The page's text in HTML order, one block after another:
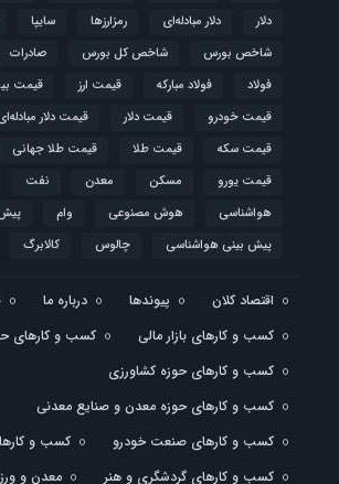
دلار
دلار مبادله‌ای رمزارزها سایپا
شاخص بورس
شاخص کل بورس صادرات
فولاد
فولاد مبارکه قیمت ارز
قیمت
قیمت خودرو
قیمت دلار
قیمت دلار
قیمت سکه
قیمت طلا قیمت طلا جهانی
قیمت یورو
مسکن معدن نفت
هواشناسی
هوش مصنوعی وام
پیش بینی هواشناسی
چالوس کالابرگ
اقتصاد کلان پیوندها درباره ما
کسب و کارهای بازار مالی
کسب و کارهای
کسب و کارهای حوزه کشاورزی
کسب و کارهای حوزه معدن و صنایع معدنی
کسب و کارهای صنعت خودرو
کسب و
کسب و کارهای گردشگری و هنر
معدن و